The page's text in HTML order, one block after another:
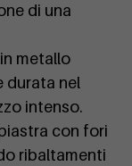
di una
metallo
durata nel
intenso.
con fori
ribaltamenti